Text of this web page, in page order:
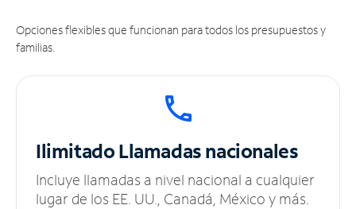
Opciones flexibles que funcionan para todos los presupuestos y
familias.
IlimitadoLlamadas nacionales
Incluye llamadas a nivel nacional a cualquier
lugar de los EE. UU., Canadá, México y más.